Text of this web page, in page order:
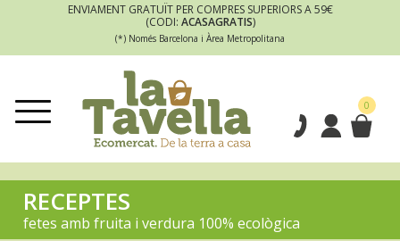
ENVIAMENT GRATUÏT PER COMPRES SUPERIORS A 59€
(CODI: ACASAGRATIS)
(*) Només Barcelona i Àrea Metropolitana
0
RECEPTES
fetes amb fruita i verdura 100% ecològica